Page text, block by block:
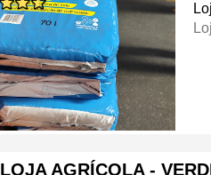
LOJA AGRÍCOLA -